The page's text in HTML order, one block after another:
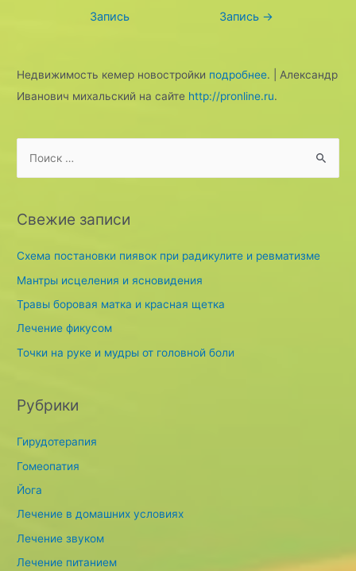
Запись
Запись →
Недвижимость кемер новостройки подробнее. | Александр
Иванович михальский на сайте http://pronline.ru.
r
h
f
o
Свежие записи
Схема постановки пиявок при радикулите и ревматизме
Мантры исцеления и ясновидения
Травы боровая матка и красная щетка
Лечение фикусом
Точки на руке и мудры от головной боли
Рубрики
Гирудотерапия
Гомеопатия
Йога
Лечение в домашних условиях
Лечение звуком
Лечение питанием